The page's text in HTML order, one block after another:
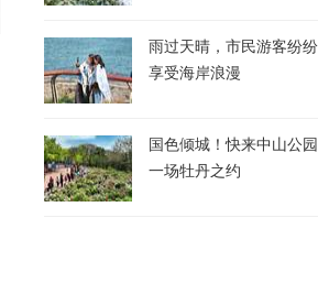
雨过天晴，市民游客纷
享受海岸浪漫
国色倾城！快来中山公
一场牡丹之约